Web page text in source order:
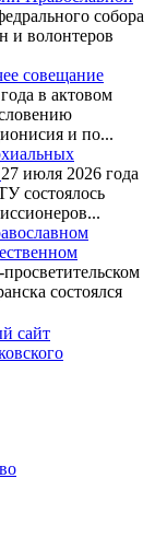
собора
и волонтеров
совещание
в актовом
и по...
27 июля 2026 года
состоялось
состоялся
сайт